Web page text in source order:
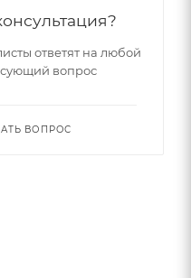
ответят на любой
вопрос
ВОПРОС